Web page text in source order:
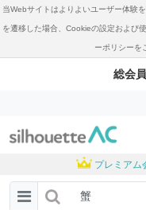
当Webサイトはよりよいユーザー体験
を遷移した場合、Cookieの設定および
ーポリシーを
総会
プレミアム